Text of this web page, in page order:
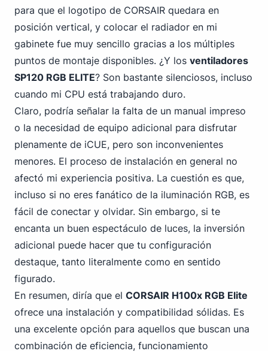
para que el logotipo de CORSAIR quedara en
posición vertical, y colocar el radiador en mi
gabinete fue muy sencillo gracias a los múltiples
puntos de montaje disponibles. ¿Y los ventiladores
SP120 RGB ELITE? Son bastante silenciosos, incluso
cuando mi CPU está trabajando duro.
Claro, podría señalar la falta de un manual impreso
o la necesidad de equipo adicional para disfrutar
plenamente de iCUE, pero son inconvenientes
menores. El proceso de instalación en general no
afectó mi experiencia positiva. La cuestión es que,
incluso si no eres fanático de la iluminación RGB, es
fácil de conectar y olvidar. Sin embargo, si te
encanta un buen espectáculo de luces, la inversión
adicional puede hacer que tu configuración
destaque, tanto literalmente como en sentido
figurado.
En resumen, diría que el CORSAIR H100x RGB Elite
ofrece una instalación y compatibilidad sólidas. Es
una excelente opción para aquellos que buscan una
combinación de eficiencia, funcionamiento